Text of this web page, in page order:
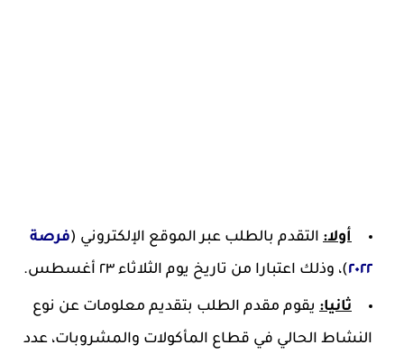
أولا: التقدم بالطلب عبر الموقع الإلكتروني (فرصة
٢٠٢٢)، وذلك اعتبارا من تاريخ يوم الثلاثاء ٢٣ أغسطس.
ثانيا: يقوم مقدم الطلب بتقديم معلومات عن نوع
النشاط الحالي في قطاع المأكولات والمشروبات، عدد